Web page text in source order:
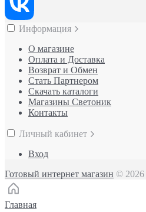
Информация
О магазине
Оплата и Доставка
Возврат и Обмен
Стать Партнером
Скачать каталоги
Магазины Светоник
Контакты
Личный кабинет
Вход
Готовый интернет магазин © 2026
Главная